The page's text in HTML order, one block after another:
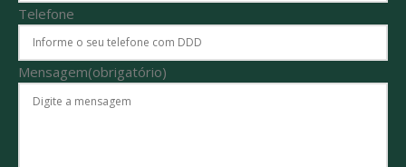
Telefone
Mensagem(obrigatório)